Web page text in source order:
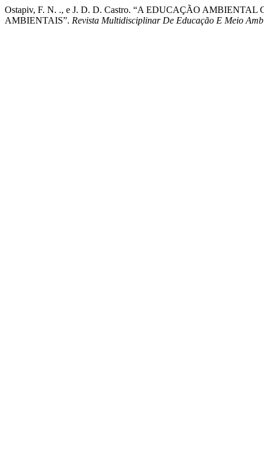
Ostapiv, F. N. ., e J. D. D. Castro. “A EDUCAÇÃO
AMBIENTAIS”. Revista Multidisciplinar De Educação E Meio